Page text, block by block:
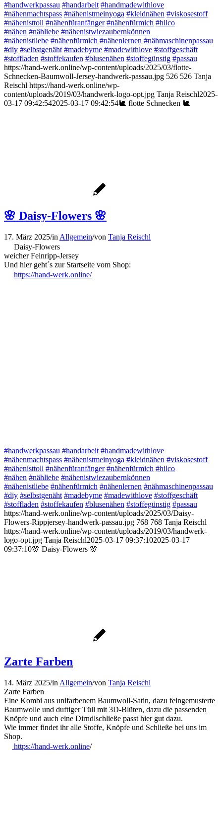
#handwerkpassau #handarbeit #handmadewithlove
#nähenmachtspass #nähenistmeinyoga #kleidnähen #viskosestoff
#nähenisttoll #nähenfüranfänger #nähenfürmich #hilco
#nähen #nähliebe #nähenistwiezaubernkönnen
#nähenistliebe #nähenfürmich #nähenlernen #nähmaschinenpassau
#diy #selbstgenäht #madebyme #madewithlove #stoffgeschäft
#stoffladen #stoffekaufen #blusenähen #stoffegünstig #passau
https://hand-werk.online/wp-content/uploads/2025/03/flotte-
Schnecken-Baumwoll-Jersey-handwerk-passau.jpg 526 526 Tanja
Reischl https://hand-werk.online/wp-
content/uploads/2019/03/handwerk-logo-opt.jpg Tanja Reischl2025-
03-17 09:42:542025-03-17 09:42:54🐌 flotte Schnecken 🐌
🌸 Daisy-Flowers 🌸
17. März 2025/in Allgemein/von Tanja Reischl
Daisy-Flowers
weicher Feinripp-Jersey
Und hier geht´s zur Startseite vom Shop:
https://hand-werk.online/
#handwerkpassau #handarbeit #handmadewithlove
#nähenmachtspass #nähenistmeinyoga #kleidnähen #viskosestoff
#nähenisttoll #nähenfüranfänger #nähenfürmich #hilco
#nähen #nähliebe #nähenistwiezaubernkönnen
#nähenistliebe #nähenfürmich #nähenlernen #nähmaschinenpassau
#diy #selbstgenäht #madebyme #madewithlove #stoffgeschäft
#stoffladen #stoffekaufen #blusenähen #stoffegünstig #passau
https://hand-werk.online/wp-content/uploads/2025/03/Daisy-
Flowers-Rippjersey-handwerk-passau.jpg 768 768 Tanja Reischl
https://hand-werk.online/wp-content/uploads/2019/03/handwerk-
logo-opt.jpg Tanja Reischl2025-03-17 09:37:102025-03-17
09:37:10🌸 Daisy-Flowers 🌸
Zarte Farben
14. März 2025/in Allgemein/von Tanja Reischl
Zarte Farben
Eine Kombi aus unifarbenem Baumwoll-Satin, dazu feingemusterte
Baumwolle und duftiger Tüll mit 3D-Blüten, dazu die passenden
Knöpfe und auch eine Dirndlschließe passt hier gut dazu.
Wie immer findet ihr alle Stoffe, Knöpfe und Schließe bei uns im
Shop.
https://hand-werk.online/